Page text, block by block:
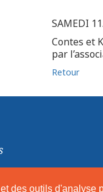
des outils d'analyse
SAMEDI
Contes et
par
Retour